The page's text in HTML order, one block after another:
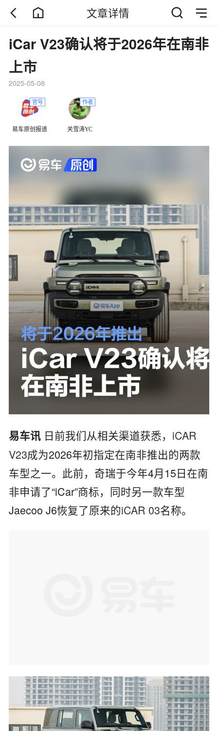
文章详情
iCar V23确认将于2026年在南非
上市
2025-05-08
官号
易车原创报道
作者
关雪涛YC
易车讯日前我们从相关渠道获悉， iCAR
V23成为2026年初指定在南非推出的两款
车型之一。此前，奇瑞于今年4月15日在南
非申请了“iCar”商标，同时另一款车型
Jaecoo J6恢复了原来的iCAR 03名称。